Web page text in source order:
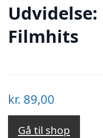
Filmhits
kr. 89,00
Gå til shop